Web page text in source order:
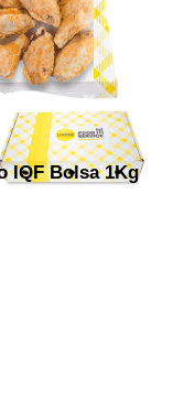
IQF Bolsa 1Kg